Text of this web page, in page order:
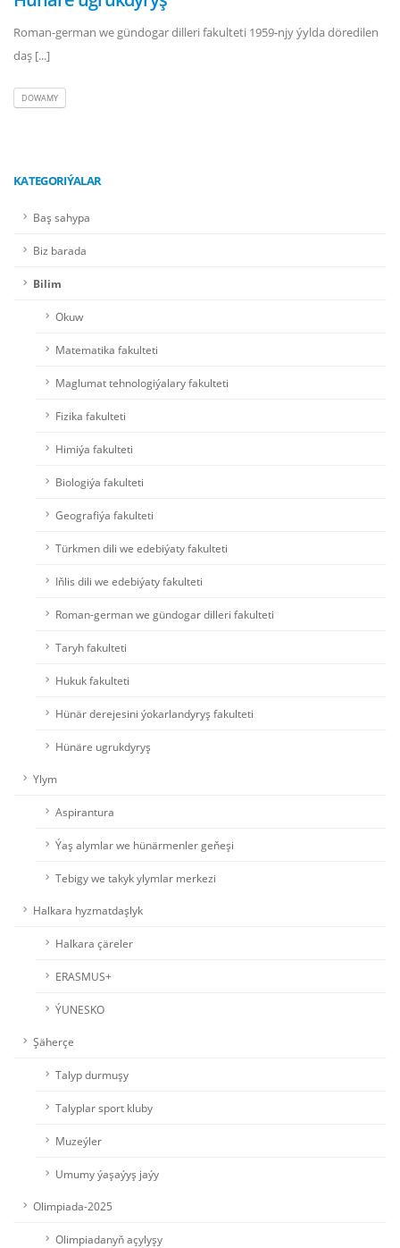
Roman-german we gündogar dilleri fakulteti 1959-njy ýylda döredilen
daş [...]
DOWAMY
KATEGORIÝALAR
Baş sahypa
Biz barada
Bilim
Okuw
Matematika fakulteti
Maglumat tehnologiýalary fakulteti
Fizika fakulteti
Himiýa fakulteti
Biologiýa fakulteti
Geografiýa fakulteti
Türkmen dili we edebiýaty fakulteti
Iňlis dili we edebiýaty fakulteti
Roman-german we gündogar dilleri fakulteti
Taryh fakulteti
Hukuk fakulteti
Hünär derejesini ýokarlandyryş fakulteti
Hünäre ugrukdyryş
Ylym
Aspirantura
Ýaş alymlar we hünärmenler geňeşi
Tebigy we takyk ylymlar merkezi
Halkara hyzmatdaşlyk
Halkara çäreler
ERASMUS+
ÝUNESKO
Şäherçe
Talyp durmuşy
Talyplar sport kluby
Muzeýler
Umumy ýaşaýyş jaýy
Olimpiada-2025
Olimpiadanyň açylyşy